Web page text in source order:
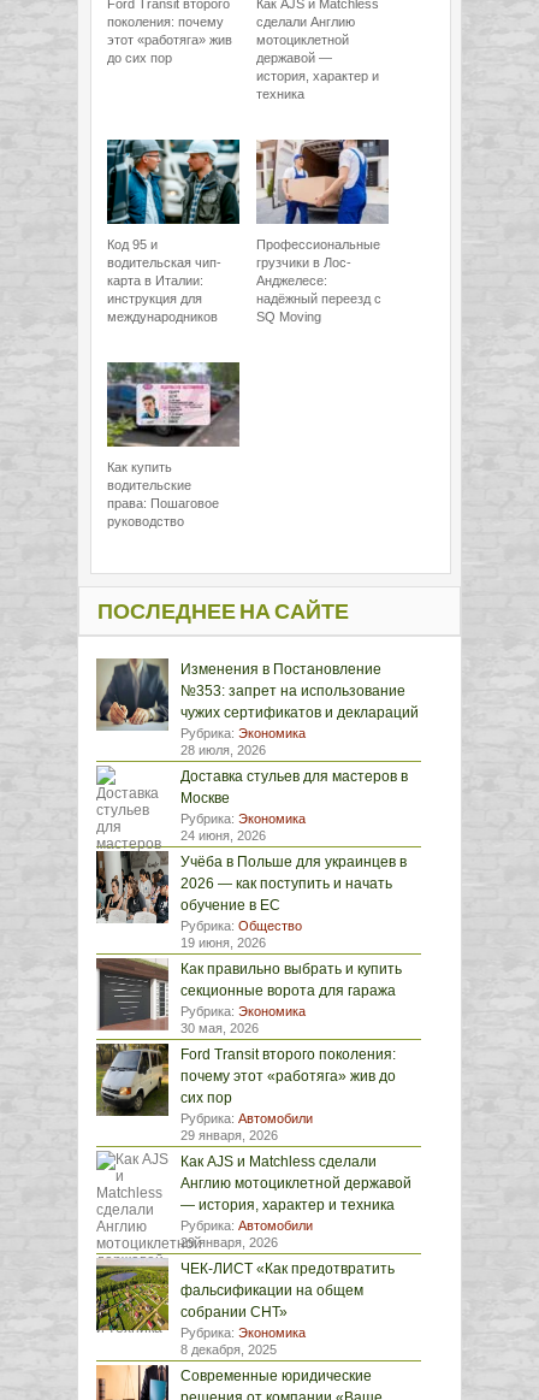
Ford Transit второго
поколения: почему
этот «работяга» жив
до сих пор
Как AJS и Matchless
сделали Англию
мотоциклетной
державой —
история, характер и
техника
Код 95 и
водительская чип-
карта в Италии:
инструкция для
международников
Профессиональные
грузчики в Лос-
Анджелесе:
надёжный переезд с
SQ Moving
Как купить
водительские
права: Пошаговое
руководство
ПОСЛЕДНЕЕ НА САЙТЕ
Изменения в Постановление
№353: запрет на использование
чужих сертификатов и деклараций
Рубрика: Экономика
28 июля, 2026
Доставка стульев для мастеров в
Москве
Рубрика: Экономика
24 июня, 2026
Учёба в Польше для украинцев в
2026 — как поступить и начать
обучение в ЕС
Рубрика: Общество
19 июня, 2026
Как правильно выбрать и купить
секционные ворота для гаража
Рубрика: Экономика
30 мая, 2026
Ford Transit второго поколения:
почему этот «работяга» жив до
сих пор
Рубрика: Автомобили
29 января, 2026
Как AJS и Matchless сделали
Англию мотоциклетной державой
— история, характер и техника
Рубрика: Автомобили
29 января, 2026
ЧЕК-ЛИСТ «Как предотвратить
фальсификации на общем
собрании СНТ»
Рубрика: Экономика
8 декабря, 2025
Современные юридические